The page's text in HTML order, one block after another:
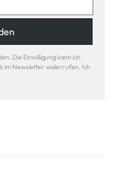
Die Einwilligung kann ich
im Newsletter widerrufen. Ich